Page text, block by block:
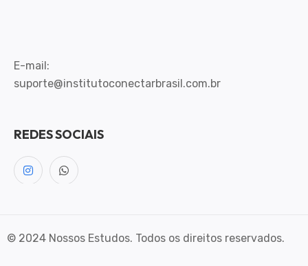
E-mail:
suporte@institutoconectarbrasil.com.br
REDES SOCIAIS
© 2024 Nossos Estudos. Todos os direitos reservados.